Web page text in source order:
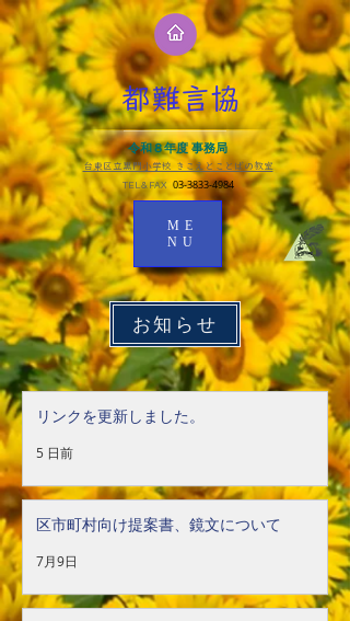
都難言協
ME
NU
令和８年度 事務局
台東区立黒門小学校 きこえとことばの教室​
TEL＆FAX 03-3833-4984
お知らせ
リンクを更新しました。
5 日前
区市町村向け提案書、鏡文について
7月9日